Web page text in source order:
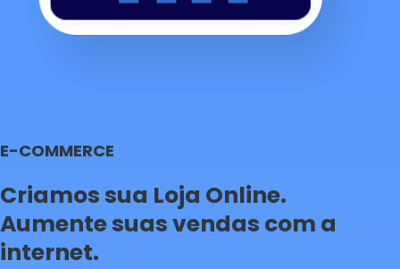
E-COMMERCE
Criamos sua Loja Online.
Aumente suas vendas com a
internet.